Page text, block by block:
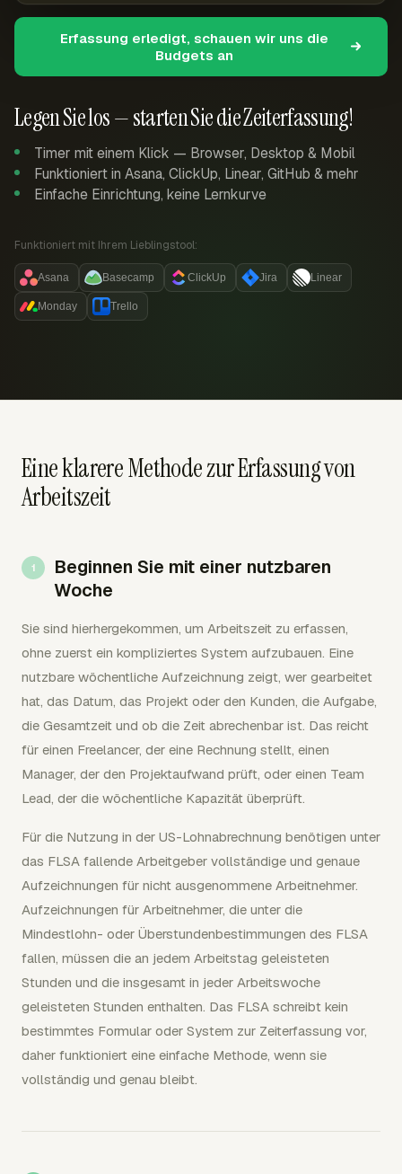
Legen Sie los — starten Sie die Zeiterfassung!
Timer mit einem Klick — Browser, Desktop & Mobil
Funktioniert in Asana, ClickUp, Linear, GitHub & mehr
Einfache Einrichtung, keine Lernkurve
Funktioniert mit Ihrem Lieblingstool:
Asana Basecamp ClickUp Jira Linear
Monday Trello
Erfassung erledigt, schauen wir uns die
Budgets an
Eine klarere Methode zur Erfassung von
Arbeitszeit
Beginnen Sie mit einer nutzbaren
Woche
Sie sind hierhergekommen, um Arbeitszeit zu erfassen,
ohne zuerst ein kompliziertes System aufzubauen. Eine
nutzbare wöchentliche Aufzeichnung zeigt, wer gearbeitet
hat, das Datum, das Projekt oder den Kunden, die Aufgabe,
die Gesamtzeit und ob die Zeit abrechenbar ist. Das reicht
für einen Freelancer, der eine Rechnung stellt, einen
Manager, der den Projektaufwand prüft, oder einen Team
Lead, der die wöchentliche Kapazität überprüft.
Für die Nutzung in der US-Lohnabrechnung benötigen unter
das FLSA fallende Arbeitgeber vollständige und genaue
Aufzeichnungen für nicht ausgenommene Arbeitnehmer.
Aufzeichnungen für Arbeitnehmer, die unter die
Mindestlohn- oder Überstundenbestimmungen des FLSA
fallen, müssen die an jedem Arbeitstag geleisteten
Stunden und die insgesamt in jeder Arbeitswoche
geleisteten Stunden enthalten. Das FLSA schreibt kein
bestimmtes Formular oder System zur Zeiterfassung vor,
daher funktioniert eine einfache Methode, wenn sie
vollständig und genau bleibt.